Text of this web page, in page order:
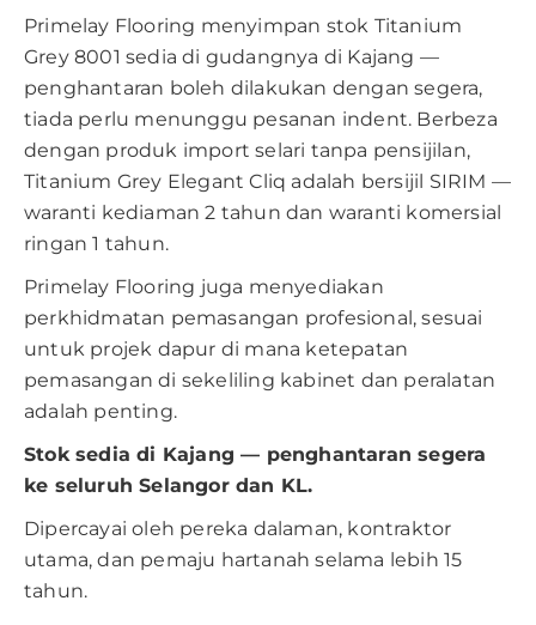
Primelay Flooring menyimpan stok Titanium
Grey 8001 sedia di gudangnya di Kajang —
penghantaran boleh dilakukan dengan segera,
tiada perlu menunggu pesanan indent. Berbeza
dengan produk import selari tanpa pensijilan,
Titanium Grey Elegant Cliq adalah bersijil SIRIM —
waranti kediaman 2 tahun dan waranti komersial
ringan 1 tahun.
Primelay Flooring juga menyediakan
perkhidmatan pemasangan profesional, sesuai
untuk projek dapur di mana ketepatan
pemasangan di sekeliling kabinet dan peralatan
adalah penting.
Stok sedia di Kajang — penghantaran segera
ke seluruh Selangor dan KL.
Dipercayai oleh pereka dalaman, kontraktor
utama, dan pemaju hartanah selama lebih 15
tahun.